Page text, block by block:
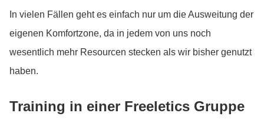
In vielen Fällen geht es einfach nur um die Ausweitung der
eigenen Komfortzone, da in jedem von uns noch
wesentlich mehr Resourcen stecken als wir bisher genutzt
haben.
Training in einer Freeletics Gruppe